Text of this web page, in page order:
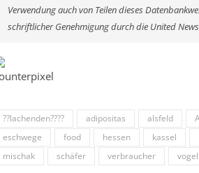
Verwendung auch von Teilen dieses
schriftlicher Genehmigung durch die United
??lachenden???? adipositas alsfeld
eschwege
food hessen kassel
mischak
schäfer verbraucher